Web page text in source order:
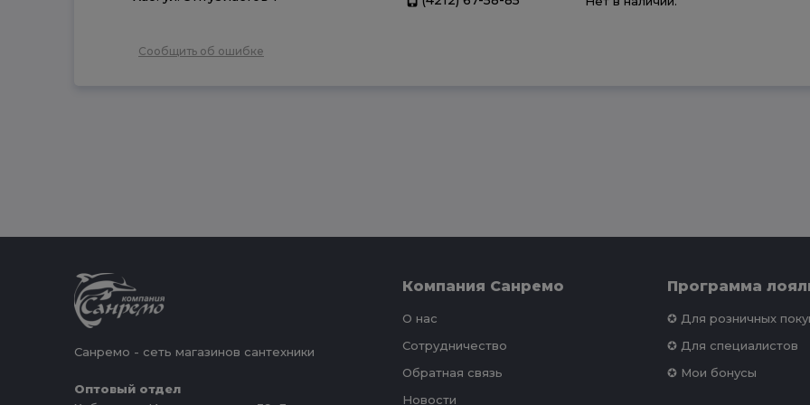
Сообщить об ошибке
Санремо - сеть магазинов сантехники
Оптовый отдел
Компания Санремо
О нас
Сотрудничество
Обратная связь
Новости
Программа
✪ Для розничных
✪ Для специалистов
✪ Мои бонусы